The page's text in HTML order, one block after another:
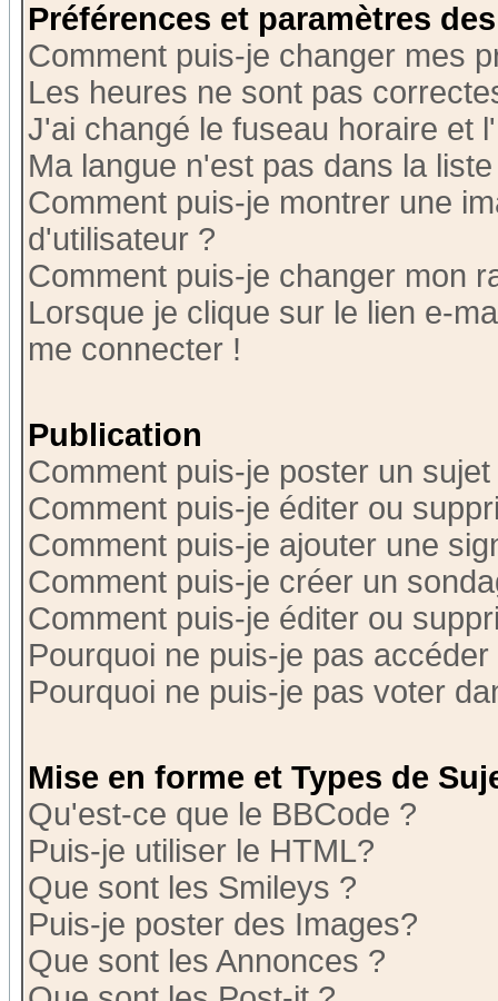
Préférences et paramètres
Comment puis-je changer mes
Les heures ne sont pas
J'ai changé le fuseau horaire et
Ma langue n'est pas dans la
Comment puis-je montrer une
d'utilisateur ?
Comment puis-je changer mon
Lorsque je clique sur le lien e-
me connecter !
Publication
Comment puis-je poster un
Comment puis-je éditer ou
Comment puis-je ajouter une
Comment puis-je créer un
Comment puis-je éditer ou
Pourquoi ne puis-je pas
Pourquoi ne puis-je pas voter
Mise en forme et Types de
Qu'est-ce que le BBCode ?
Puis-je utiliser le HTML?
Que sont les Smileys ?
Puis-je poster des Images?
Que sont les Annonces ?